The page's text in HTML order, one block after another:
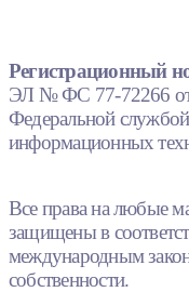
Регистрационный
ЭЛ № ФС 77-72266 от
Федеральной
информационных
Все права на любые
защищены в
международным
собственности.